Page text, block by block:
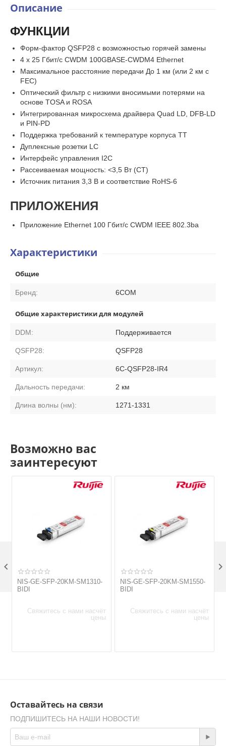
Описание
ФУНКЦИИ
Форм-фактор QSFP28 с возможностью горячей замены
4 x 25 Гбит/с CWDM 100GBASE-CWDM4 Ethernet
Максимальное расстояние передачи До 1 км (или 2 км с
FEC)
Оптический фильтр с низкими вносимыми потерями на
основе TOSA и ROSA
Интегрированная микросхема драйвера Quad LD, DFB-LD
и PIN-PD
Поддержка требований к температуре корпуса ТТ
Дуплексные розетки LC
Интерфейс управления I2C
Рассеиваемая мощность: <3,5 Вт (CT)
Источник питания 3,3 В и соответствие RoHS-6
ПРИЛОЖЕНИЯ
Приложение Ethernet 100 Гбит/с CWDM IEEE 802.3ba
Характеристики
Общие
Бренд: 6COM
Общие характеристики для модулей
DDM: Поддерживается
QSFP28: QSFP28
Артикул: 6C-QSFP28-IR4
Дальность передачи: 2 км
Длина волны (нм): 1271-1331
Возможно вас
заинтересуют
NIS-GE-SFP-20KM-SM1310-
BIDI
Свяжитесь с нами насчёт
цены
NIS-GE-SFP-20KM-SM1550-
BIDI
Свяжитесь с нами насчёт
цены
 
Оставайтесь на связи
ПОДПИШИТЕСЬ НА НАШИ НОВОСТИ!